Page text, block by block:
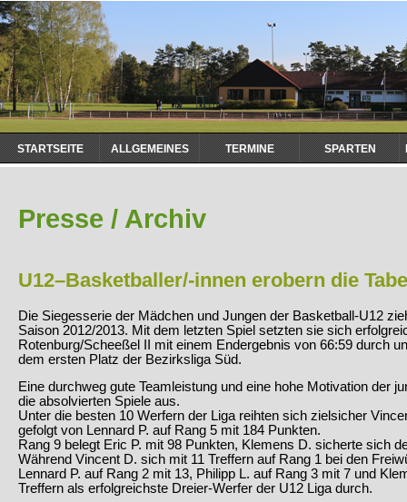
Navigation
überspringen
STARTSEITE ALLGEMEINES TERMINE SPARTEN
Presse / Archiv
U12–Basketballer/-innen erobern die
Die Siegesserie der Mädchen und Jungen der Basketball-U12
Saison 2012/2013. Mit dem letzten Spiel setzten sie sich
Rotenburg/Scheeßel II mit einem Endergebnis von 66:59 durch
dem ersten Platz der Bezirksliga Süd.
Eine durchweg gute Teamleistung und eine hohe Motivation der
die absolvierten Spiele aus.
Unter die besten 10 Werfern der Liga reihten sich zielsicher
gefolgt von Lennard P. auf Rang 5 mit 184 Punkten.
Rang 9 belegt Eric P. mit 98 Punkten, Klemens D. sicherte sich
Während Vincent D. sich mit 11 Treffern auf Rang 1 bei den
Lennard P. auf Rang 2 mit 13, Philipp L. auf Rang 3 mit 7 und
Treffern als erfolgreichste Dreier-Werfer der U12 Liga durch.